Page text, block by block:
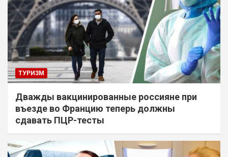
ТУРИЗМ
Дважды вакцинированные россияне при
въезде во Францию теперь должны
сдавать ПЦР-тесты